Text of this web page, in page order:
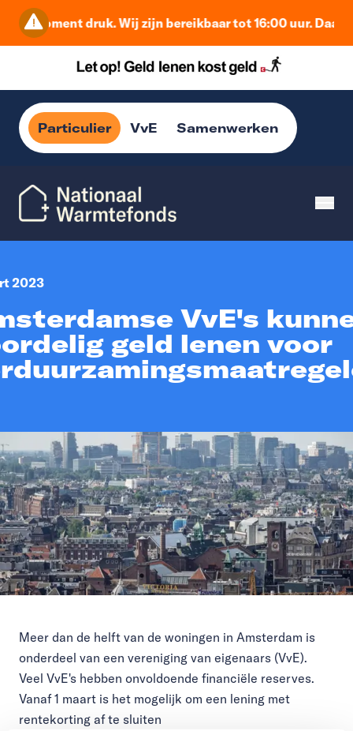
moment druk. Wij zijn bereikbaar tot 16:00 uur.
Particulier VvE Samenwerken
2023
VvE's
geld lenen voor
Meer dan de helft van de woningen in Amsterdam is
onderdeel van een vereniging van eigenaars (VvE).
Veel VvE's hebben onvoldoende financiële reserves.
Vanaf 1 maart is het mogelijk om een lening met
rentekorting af te sluiten